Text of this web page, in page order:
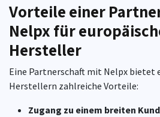
Vorteile einer
Nelpx für
Hersteller
Eine Partnerschaft mit Nelpx bietet
Herstellern zahlreiche Vorteile:
Zugang zu einem breiten